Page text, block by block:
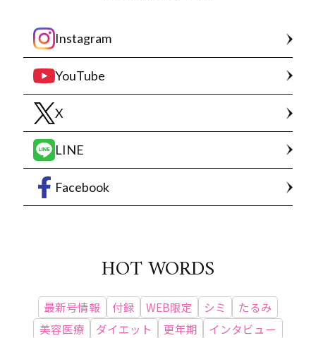
Instagram
YouTube
X
LINE
Facebook
HOT WORDS
最新号情報 付録 WEB限定 シミ
たるみ
美容医療
ダイエット 更年期
インタビュー